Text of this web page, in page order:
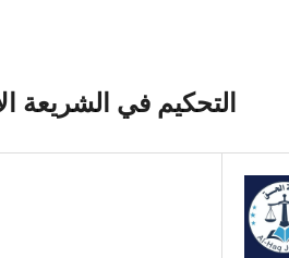
التحكيم في الشريعة